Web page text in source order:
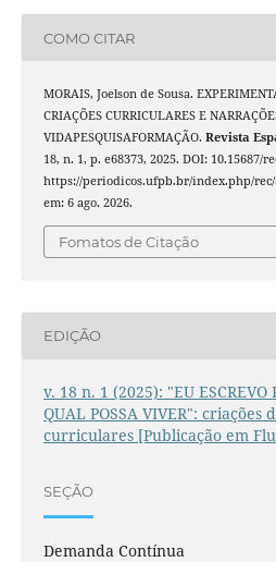
COMO CITAR
MORAIS, Joelson de Sousa.
CRIAÇÕES CURRICULARES E
VIDAPESQUISAFORMAÇÃO. Revista
18, n. 1, p. e68373, 2025. DOI: 10.15687/
https://periodicos.ufpb.br/index.php/rec/
em: 6 ago. 2026.
Fomatos de Citação
EDIÇÃO
v. 18 n. 1 (2025): "EU ESCREVO
QUAL POSSA VIVER": criações
curriculares [Publicação em
SEÇÃO
Demanda Contínua